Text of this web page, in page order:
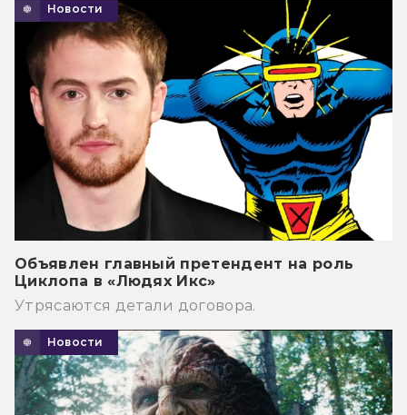
Новости
Объявлен главный претендент на роль
Циклопа в «Людях Икс»
Утрясаются детали договора.
Новости